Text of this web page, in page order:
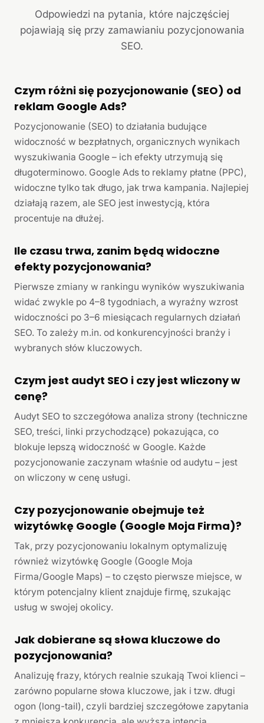
Odpowiedzi na pytania, które najczęściej
pojawiają się przy zamawianiu pozycjonowania
SEO.
Czym różni się pozycjonowanie (SEO) od
reklam Google Ads?
Pozycjonowanie (SEO) to działania budujące
widoczność w bezpłatnych, organicznych wynikach
wyszukiwania Google – ich efekty utrzymują się
długoterminowo. Google Ads to reklamy płatne (PPC),
widoczne tylko tak długo, jak trwa kampania. Najlepiej
działają razem, ale SEO jest inwestycją, która
procentuje na dłużej.
Ile czasu trwa, zanim będą widoczne
efekty pozycjonowania?
Pierwsze zmiany w rankingu wyników wyszukiwania
widać zwykle po 4–8 tygodniach, a wyraźny wzrost
widoczności po 3–6 miesiącach regularnych działań
SEO. To zależy m.in. od konkurencyjności branży i
wybranych słów kluczowych.
Czym jest audyt SEO i czy jest wliczony w
cenę?
Audyt SEO to szczegółowa analiza strony (techniczne
SEO, treści, linki przychodzące) pokazująca, co
blokuje lepszą widoczność w Google. Każde
pozycjonowanie zaczynam właśnie od audytu – jest
on wliczony w cenę usługi.
Czy pozycjonowanie obejmuje też
wizytówkę Google (Google Moja Firma)?
Tak, przy pozycjonowaniu lokalnym optymalizuję
również wizytówkę Google (Google Moja
Firma/Google Maps) – to często pierwsze miejsce, w
którym potencjalny klient znajduje firmę, szukając
usług w swojej okolicy.
Jak dobierane są słowa kluczowe do
pozycjonowania?
Analizuję frazy, których realnie szukają Twoi klienci –
zarówno popularne słowa kluczowe, jak i tzw. długi
ogon (long-tail), czyli bardziej szczegółowe zapytania